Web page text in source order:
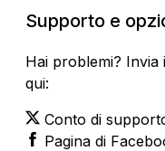
Supporto e
Hai problemi?
qui:
Conto di
Pagina di